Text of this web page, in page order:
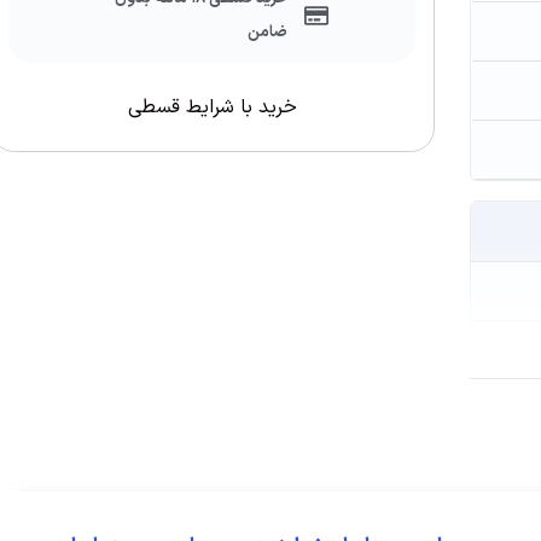
ضامن
خرید با شرایط قسطی